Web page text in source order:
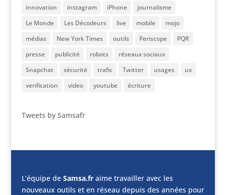
innovation
instagram iPhone
journalisme
Le Monde
Les Décodeurs live mobile
mojo
médias
New York Times outils Periscope
PQR
presse
publicité robots
réseaux sociaux
Snapchat
sécurité trafic Twitter usages
ux
verification
video youtube écriture
Tweets by Samsafr
L’équipe de Samsa.fraime travailler avec les
nouveaux outils et en réseau depuis des années pour